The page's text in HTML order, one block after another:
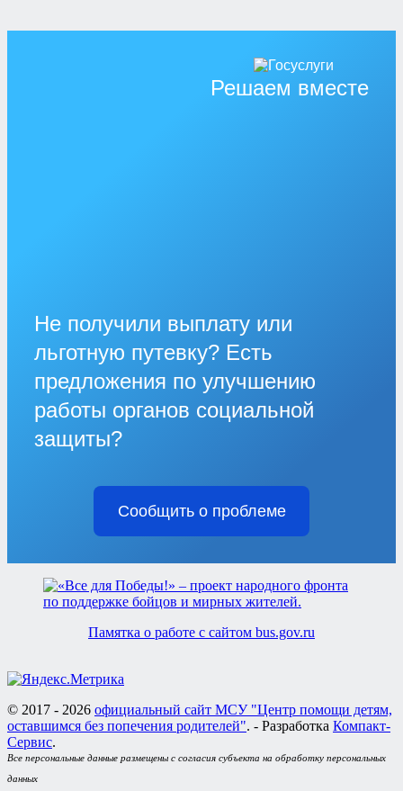
Решаем вместе
Не получили выплату или
льготную путевку? Есть
предложения по улучшению
работы органов социальной
защиты?
Сообщить о проблеме
Памятка о работе с сайтом bus.gov.ru
© 2017 - 2026 официальный сайт МСУ "Центр помощи детям,
оставшимся без попечения родителей". - Разработка Компакт-
Сервис.
Все персональные данные размещены с согласия субъекта на обработку персональных
данных